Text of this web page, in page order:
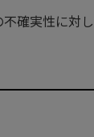
確実性に対